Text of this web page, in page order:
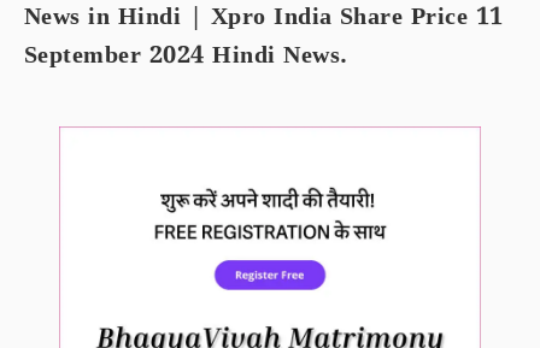
News in Hindi | Xpro India Share Price 11
September 2024 Hindi News.